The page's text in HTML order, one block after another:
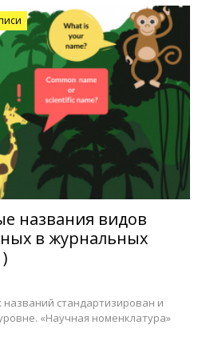
названия видов
в журнальных
стандартизирован и
«Научная номенклатура»